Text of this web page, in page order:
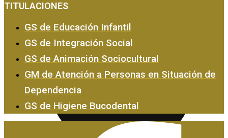
TITULACIONES
GS de Educación Infantil
GS de Integración Social
GS de Animación Sociocultural
GM de Atención a Personas en Situación de
Dependencia
GS de Higiene Bucodental